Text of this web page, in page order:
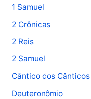
1 Samuel
2 Crônicas
2 Reis
2 Samuel
Cântico dos Cânticos
Deuteronômio